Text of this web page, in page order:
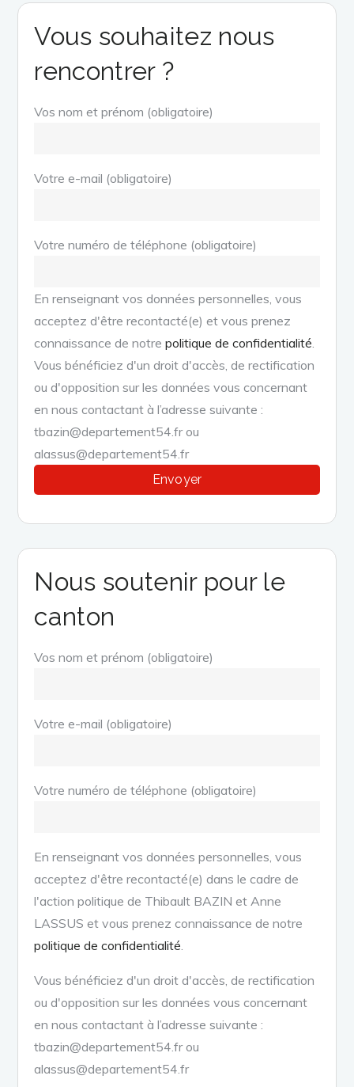
Vous souhaitez nous
rencontrer ?
Vos nom et prénom (obligatoire)
Votre e-mail (obligatoire)
Votre numéro de téléphone (obligatoire)
En renseignant vos données personnelles, vous
acceptez d'être recontacté(e) et vous prenez
connaissance de notrepolitique de confidentialité
Vous bénéficiez d'un droit d'accès, de rectification
ou d'opposition sur les données vous concernant
en nous contactant à l’adresse suivante :
tbazin@departement54.fr ou
alassus@departement54.fr
Nous soutenir pour le
canton
Vos nom et prénom (obligatoire)
Votre e-mail (obligatoire)
Votre numéro de téléphone (obligatoire)
En renseignant vos données personnelles, vous
acceptez d'être recontacté(e) dans le cadre de
l'action politique de Thibault BAZIN et Anne
LASSUS et vous prenez connaissance de notre
politique de confidentialité
Vous bénéficiez d'un droit d'accès, de rectification
ou d'opposition sur les données vous concernant
en nous contactant à l’adresse suivante :
tbazin@departement54.fr ou
alassus@departement54.fr